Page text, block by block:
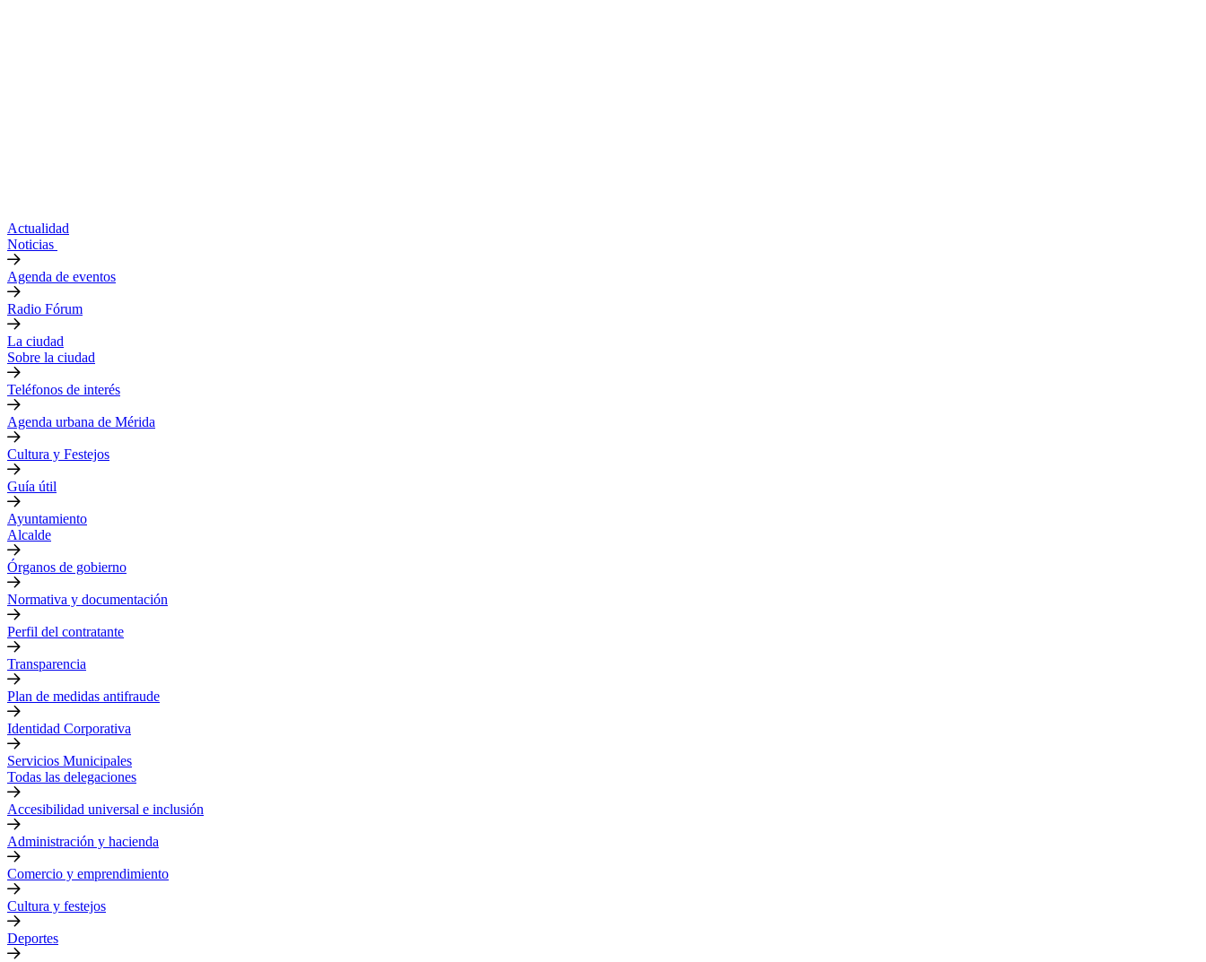
Actualidad
Noticias
Agenda de eventos
Radio Fórum
La ciudad
Sobre la ciudad
Teléfonos de interés
Agenda urbana de Mérida
Cultura y Festejos
Guía útil
Ayuntamiento
Alcalde
Órganos de gobierno
Normativa y documentación
Perfil del contratante
Transparencia
Plan de medidas antifraude
Identidad Corporativa
Servicios Municipales
Todas las delegaciones
Accesibilidad universal e inclusión
Administración y hacienda
Comercio y emprendimiento
Cultura y festejos
Deportes